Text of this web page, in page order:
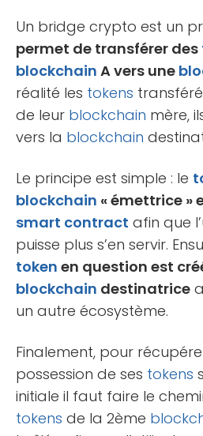
Un bridge crypto est un
permet de transférer des
blockchain A vers une
réalité les tokens
de leur blockchain mère,
vers la blockchain
Le principe est simple : le
blockchain « émettrice »
smart contract afin que
puisse plus s’en servir.
token en question est
blockchain destinatrice
un autre écosystème.
Finalement, pour
possession de ses tokens
initiale il faut faire le
tokens de la 2ème